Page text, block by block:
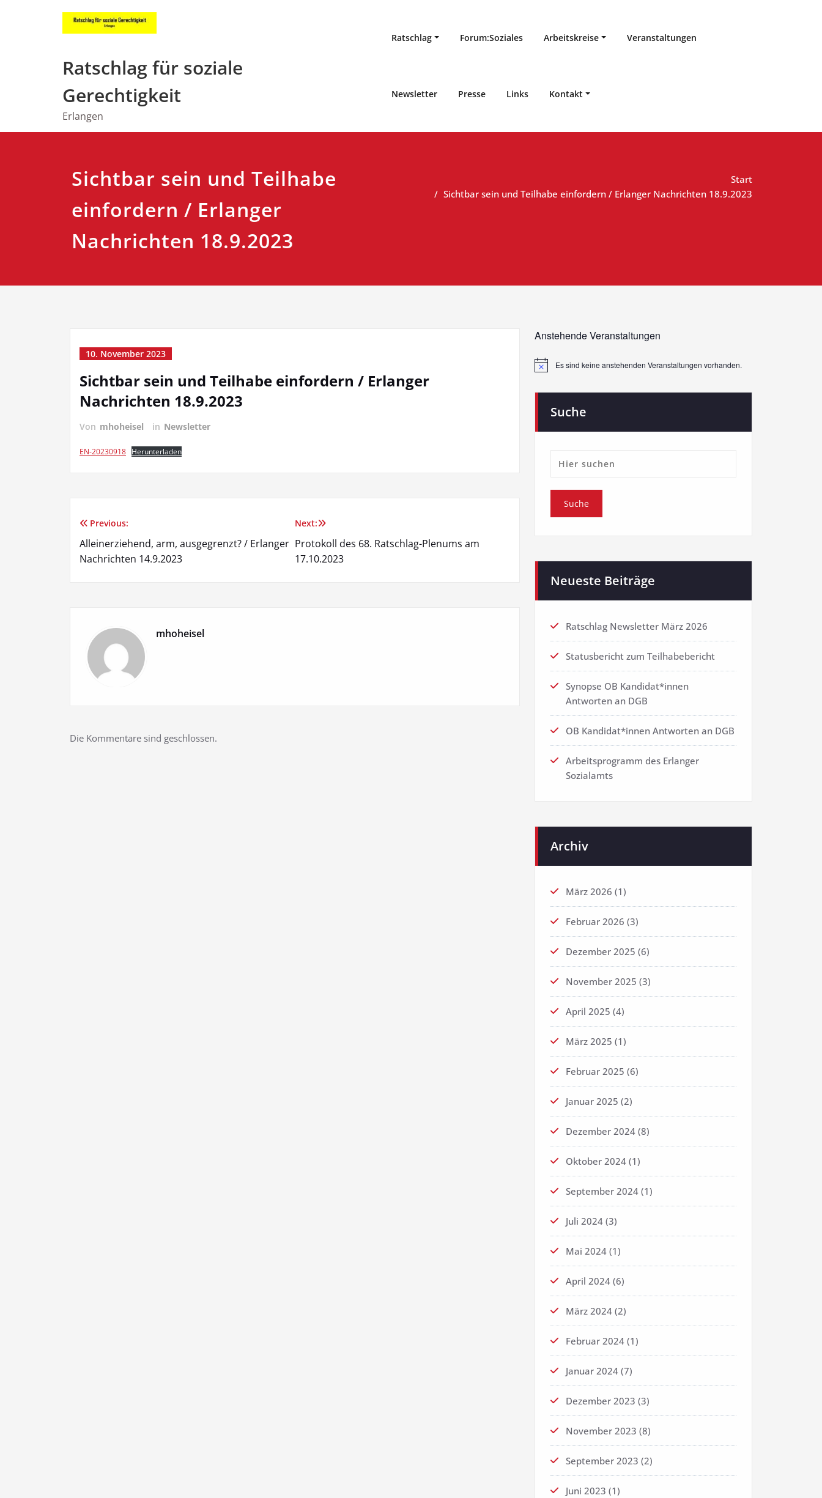
Ratschlag für soziale
Gerechtigkeit
Erlangen
Ratschlag Forum:Soziales Arbeitskreise Veranstaltungen
Newsletter Presse Links Kontakt
Sichtbar sein und Teilhabe
einfordern / Erlanger
Nachrichten 18.9.2023
Start
Sichtbar sein und Teilhabe einfordern / Erlanger Nachrichten 18.9.2023
10. November 2023
Sichtbar sein und Teilhabe einfordern / Erlanger
Nachrichten 18.9.2023
Von mhoheisel in Newsletter
EN-20230918 Herunterladen
Beitragsnavigation
Previous:
Alleinerziehend, arm, ausgegrenzt? / Erlanger
Nachrichten 14.9.2023
Next:
Protokoll des 68. Ratschlag-Plenums am
17.10.2023
mhoheisel
Die Kommentare sind geschlossen.
Anstehende Veranstaltungen
HinweisEs sind keine anstehenden Veranstaltungen vorhanden.
Suche
Neueste Beiträge
Ratschlag Newsletter März 2026
Statusbericht zum Teilhabebericht
Synopse OB Kandidat*innen
Antworten an DGB
OB Kandidat*innen Antworten an DGB
Arbeitsprogramm des Erlanger
Sozialamts
Archiv
März 2026 (1)
Februar 2026 (3)
Dezember 2025 (6)
November 2025 (3)
April 2025 (4)
März 2025 (1)
Februar 2025 (6)
Januar 2025 (2)
Dezember 2024 (8)
Oktober 2024 (1)
September 2024 (1)
Juli 2024 (3)
Mai 2024 (1)
April 2024 (6)
März 2024 (2)
Februar 2024 (1)
Januar 2024 (7)
Dezember 2023 (3)
November 2023 (8)
September 2023 (2)
Juni 2023 (1)